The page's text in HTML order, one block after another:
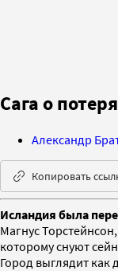
Сага о
Александр
Копировать
Исландия была
Магнус
которому снуют
Город выглядит как